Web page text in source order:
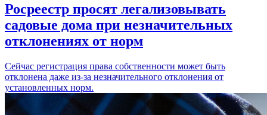
Росреестр просят легализовывать
садовые дома при незначительных
отклонениях от норм
Сейчас регистрация права собственности может быть
отклонена даже из-за незначительного отклонения от
установленных норм.